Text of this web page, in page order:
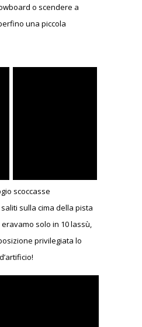
o scendere a
una piccola
scoccasse
sulla cima della pista
solo in 10 lassù,
privilegiata lo